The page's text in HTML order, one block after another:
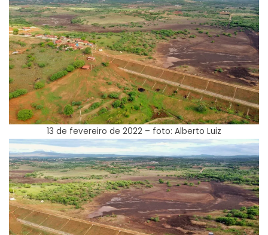
13 de fevereiro de 2022 – foto: Alberto Luiz